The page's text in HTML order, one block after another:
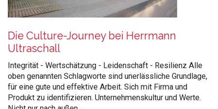
Die Culture-Journey bei Herrmann
Ultraschall
Integrität - Wertschätzung - Leidenschaft - Resilienz Alle
oben genannten Schlagworte sind unerlässliche Grundlage,
für eine gute und effektive Arbeit. Sich mit Firma und
Produkt zu identifizieren. Unternehmenskultur und Werte.